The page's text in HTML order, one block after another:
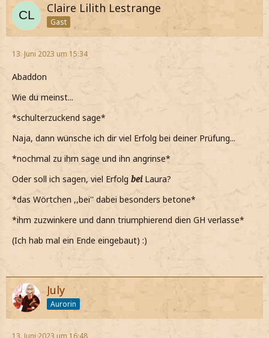
Claire Lilith Lestrange
Gast
13. Juni 2023 um 15:34
Abaddon
Wie du meinst...
*schulterzuckend sage*
Naja, dann wünsche ich dir viel Erfolg bei deiner Prüfung...
*nochmal zu ihm sage und ihn angrinse*
Oder soll ich sagen, viel Erfolg beiLaura?
*das Wörtchen ,,bei'' dabei besonders betone*
*ihm zuzwinkere und dann triumphierend dien GH verlasse*
(Ich hab mal ein Ende eingebaut) :)
July
Aurorin